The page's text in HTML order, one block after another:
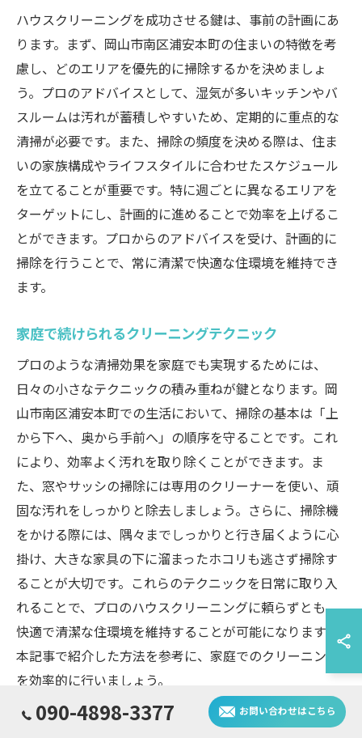
ハウスクリーニングを成功させる鍵は、事前の計画にあ
ります。まず、岡山市南区浦安本町の住まいの特徴を考
慮し、どのエリアを優先的に掃除するかを決めましょ
う。プロのアドバイスとして、湿気が多いキッチンやバ
スルームは汚れが蓄積しやすいため、定期的に重点的な
清掃が必要です。また、掃除の頻度を決める際は、住ま
いの家族構成やライフスタイルに合わせたスケジュール
を立てることが重要です。特に週ごとに異なるエリアを
ターゲットにし、計画的に進めることで効率を上げるこ
とができます。プロからのアドバイスを受け、計画的に
掃除を行うことで、常に清潔で快適な住環境を維持でき
ます。
家庭で続けられるクリーニングテクニック
プロのような清掃効果を家庭でも実現するためには、
日々の小さなテクニックの積み重ねが鍵となります。岡
山市南区浦安本町での生活において、掃除の基本は「上
から下へ、奥から手前へ」の順序を守ることです。これ
により、効率よく汚れを取り除くことができます。ま
た、窓やサッシの掃除には専用のクリーナーを使い、頑
固な汚れをしっかりと除去しましょう。さらに、掃除機
をかける際には、隅々までしっかりと行き届くように心
掛け、大きな家具の下に溜まったホコリも逃さず掃除す
ることが大切です。これらのテクニックを日常に取り入
れることで、プロのハウスクリーニングに頼らずとも、
快適で清潔な住環境を維持することが可能になります。
本記事で紹介した方法を参考に、家庭でのクリーニング
を効率的に行いましょう。
090-4898-3377 お問い合わせはこちら